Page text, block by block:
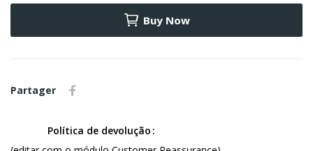
Buy Now
Partager
Política de devolução